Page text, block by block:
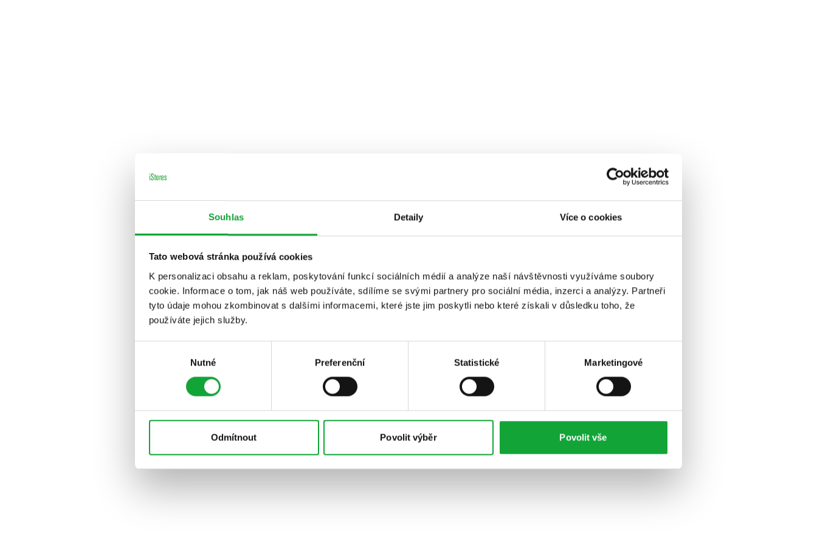
Souhlas Detaily Více o cookies
Tato webová stránka používá cookies
K personalizaci obsahu a reklam, poskytování funkcí sociálních médií a analýze naší návštěvnosti využíváme soubory
cookie. Informace o tom, jak náš web používáte, sdílíme se svými partnery pro sociální média, inzerci a analýzy. Partneři
tyto údaje mohou zkombinovat s dalšími informacemi, které jste jim poskytli nebo které získali v důsledku toho, že
používáte jejich služby.
Nutné Preferenční Statistické Marketingové
Odmítnout Povolit výběr Povolit vše